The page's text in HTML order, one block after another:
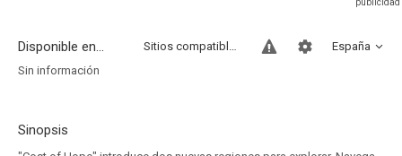
Disponible en... España
Sitios compatibles
Sin información
Sinopsis